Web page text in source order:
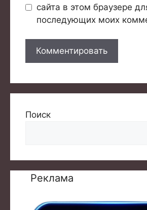
сайта в этом браузере
последующих моих
Поиск
Реклама